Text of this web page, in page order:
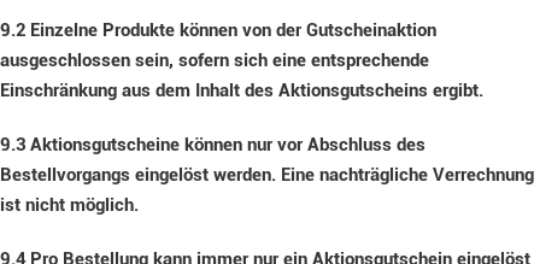
9.2 Einzelne Produkte können von der Gutscheinaktion
ausgeschlossen sein, sofern sich eine entsprechende
Einschränkung aus dem Inhalt des Aktionsgutscheins ergibt.
9.3 Aktionsgutscheine können nur vor Abschluss des
Bestellvorgangs eingelöst werden. Eine nachträgliche Verrechnung
ist nicht möglich.
9.4 Pro Bestellung kann immer nur ein Aktionsgutschein eingelöst